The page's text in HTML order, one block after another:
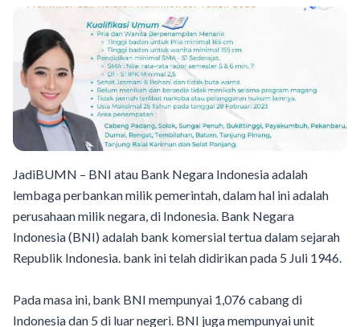
JadiBUMN – BNI atau Bank Negara Indonesia adalah
lembaga perbankan milik pemerintah, dalam hal ini adalah
perusahaan milik negara, di Indonesia. Bank Negara
Indonesia (BNI) adalah bank komersial tertua dalam sejarah
Republik Indonesia. bank ini telah didirikan pada 5 Juli 1946.
Pada masa ini, bank BNI mempunyai 1,076 cabang di
Indonesia dan 5 di luar negeri. BNI juga mempunyai unit